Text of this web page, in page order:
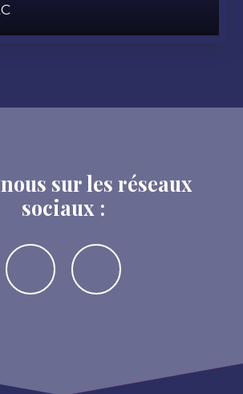
sur les réseaux
sociaux :